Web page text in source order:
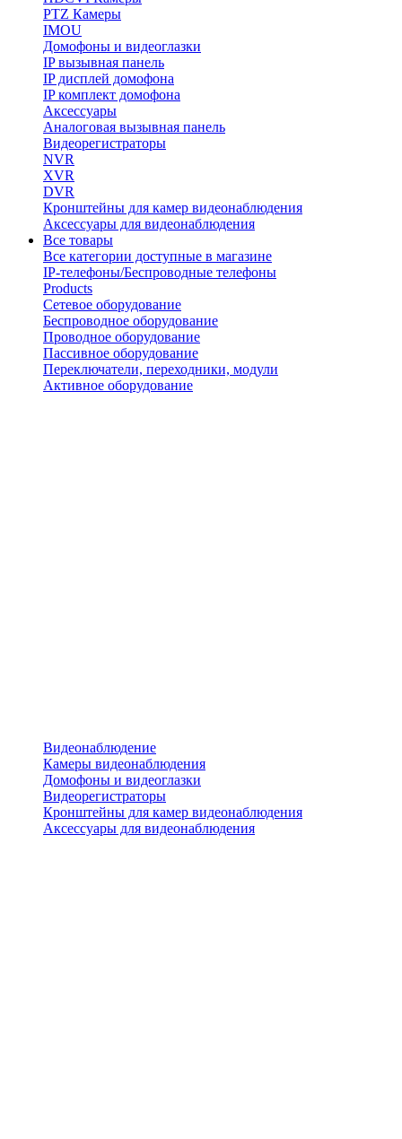
PTZ Камеры
IMOU
Домофоны и видеоглазки
IP вызывная панель
IP дисплей домофона
IP комплект домофона
Аксессуары
Аналоговая вызывная панель
Видеорегистраторы
NVR
XVR
DVR
Кронштейны для камер видеонаблюдения
Аксессуары для видеонаблюдения
Все товары
Все категории доступные в магазине
IP-телефоны/Беспроводные телефоны
Products
Сетевое оборудование
Беспроводное оборудование
Проводное оборудование
Пассивное оборудование
Переключатели, переходники, модули
Активное оборудование
Видеонаблюдение
Камеры видеонаблюдения
Домофоны и видеоглазки
Видеорегистраторы
Кронштейны для камер видеонаблюдения
Аксессуары для видеонаблюдения